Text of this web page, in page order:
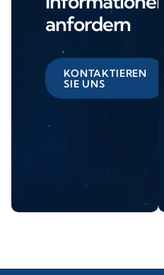
anfordern
KONTAKTIEREN
SIE UNS